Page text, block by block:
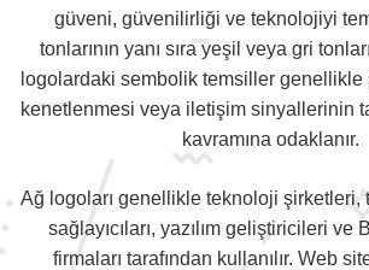
güveni, güvenilirliği ve teknolojiyi
tonlarının yanı sıra yeşil veya gri
logolardaki sembolik temsiller
kenetlenmesi veya iletişim sinyallerinin
kavramına odaklanır.
Ağ logoları genellikle teknoloji şirketleri,
sağlayıcıları, yazılım geliştiricileri ve
firmaları tarafından kullanılır. Web